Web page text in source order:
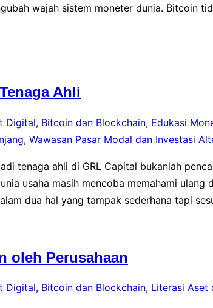
wajah sistem moneter dunia. Bitcoin
Ahli
Digital, Bitcoin dan Blockchain, Edukasi
, Wawasan Pasar Modal dan Investasi
tenaga ahli di GRL Capital bukanlah
usaha masih mencoba memahami
dua hal yang tampak sederhana tapi
oleh Perusahaan
Digital, Bitcoin dan Blockchain, Literasi Aset